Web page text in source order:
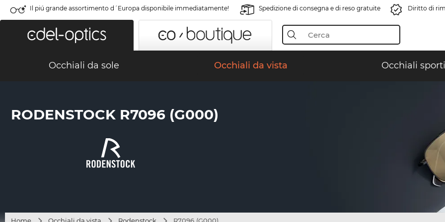
Il piú grande assortimento d´Europa disponibile immediatamente! Spedizione di consegna e di reso gratuite Diritto di
Occhiali da sole Occhiali da vista Occhiali
RODENSTOCK R7096 (G000)